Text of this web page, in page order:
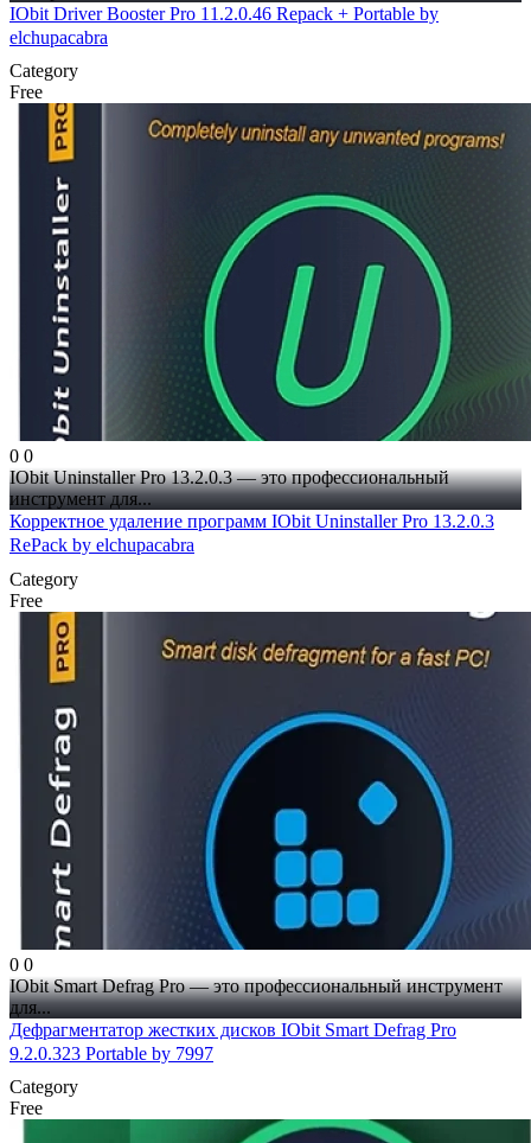
IObit Driver Booster Pro 11.2.0.46 Repack + Portable by
elchupacabra
Category
Free
0 0
IObit Uninstaller Pro 13.2.0.3 — это профессиональный
инструмент для...
Корректное удаление программ IObit Uninstaller Pro 13.2.0.3
RePack by elchupacabra
Category
Free
0 0
IObit Smart Defrag Pro — это профессиональный инструмент
для...
Дефрагментатор жестких дисков IObit Smart Defrag Pro
9.2.0.323 Portable by 7997
Category
Free